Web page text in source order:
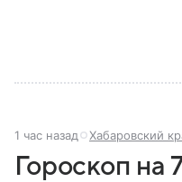
1 час назад Хабаровский
Гороскоп на